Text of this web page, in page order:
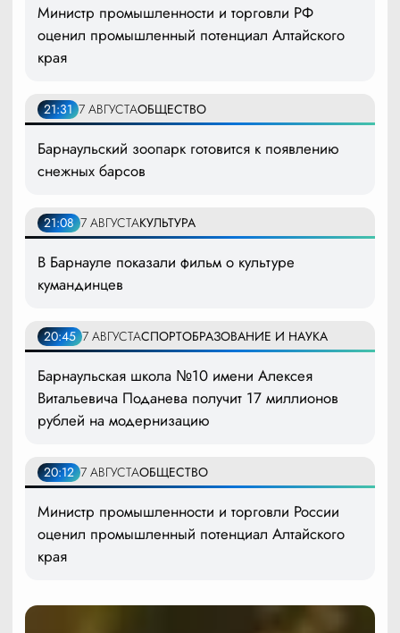
Министр промышленности и торговли РФ
оценил промышленный потенциал Алтайского
края
21:31 7 АВГУСТАОБЩЕСТВО
Барнаульский зоопарк готовится к появлению
снежных барсов
21:08 7 АВГУСТАКУЛЬТУРА
В Барнауле показали фильм о культуре
кумандинцев
20:45 7 АВГУСТАСПОРТОБРАЗОВАНИЕ И НАУКА
Барнаульская школа №10 имени Алексея
Витальевича Поданева получит 17 миллионов
рублей на модернизацию
20:12 7 АВГУСТАОБЩЕСТВО
Министр промышленности и торговли России
оценил промышленный потенциал Алтайского
края